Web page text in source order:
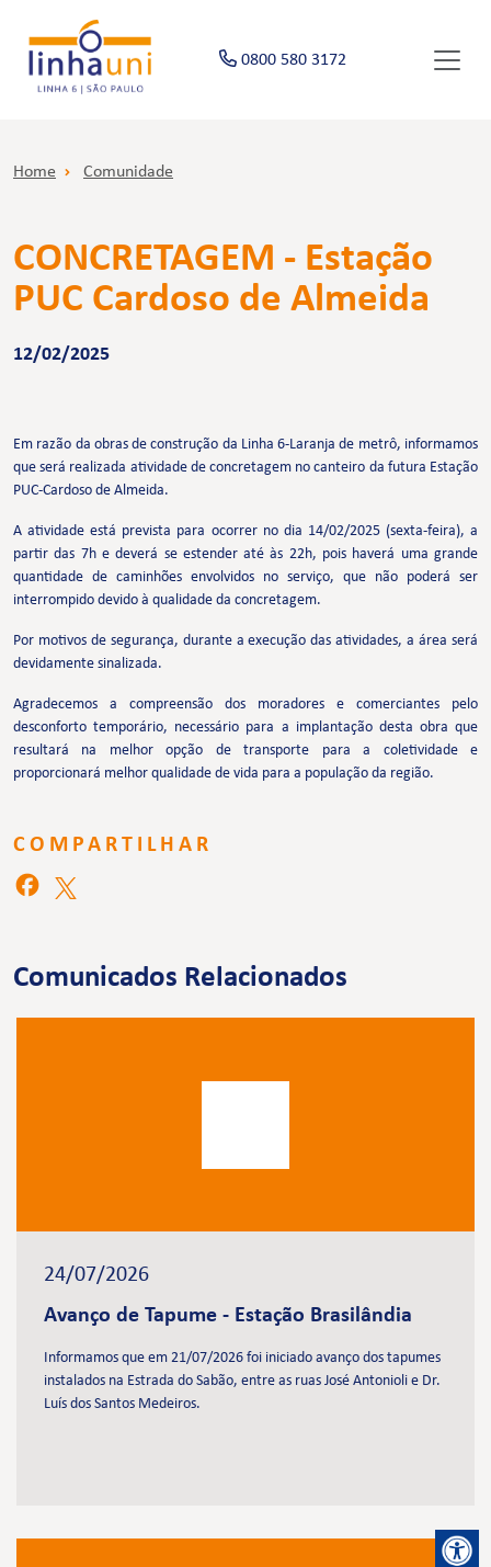
0800 580 3172
Home Comunidade
CONCRETAGEM - Estação
PUC Cardoso de Almeida
12/02/2025
Em razão da obras de construção da Linha 6-Laranja de metrô, informamos
que será realizada atividade de concretagem no canteiro da futura Estação
PUC-Cardoso de Almeida.
A atividade está prevista para ocorrer no dia 14/02/2025 (sexta-feira), a
partir das 7h e deverá se estender até às 22h, pois haverá uma grande
quantidade de caminhões envolvidos no serviço, que não poderá ser
interrompido devido à qualidade da concretagem.
Por motivos de segurança, durante a execução das atividades, a área será
devidamente sinalizada.
Agradecemos a compreensão dos moradores e comerciantes pelo
desconforto temporário, necessário para a implantação desta obra que
resultará na melhor opção de transporte para a coletividade e
proporcionará melhor qualidade de vida para a população da região.
COMPARTILHAR
Comunicados Relacionados
24/07/2026
Avanço de Tapume - Estação Brasilândia
Informamos que em 21/07/2026 foi iniciado avanço dos tapumes
instalados na Estrada do Sabão, entre as ruas José Antonioli e Dr.
Luís dos Santos Medeiros.